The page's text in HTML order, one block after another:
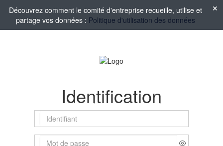
Découvrez comment le comité d'entreprise recueille, utilise et
partage vos données : Politique d'utilisation des données
Identification